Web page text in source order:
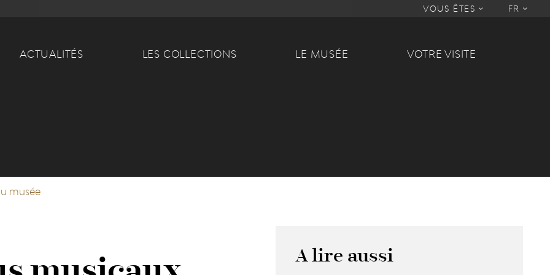
VOUS ÊTES FR
Main navigation
ACTUALITÉS LES COLLECTIONS LE MUSÉE VOTRE VISITE
musée
A lire aussi